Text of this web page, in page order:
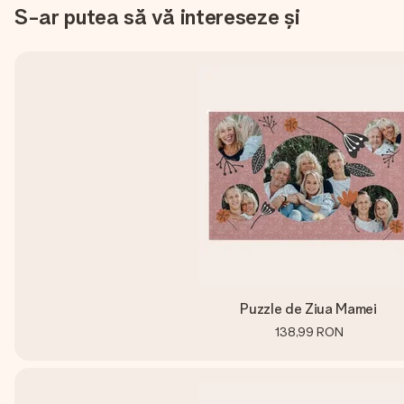
S-ar putea să vă intereseze și
Puzzle de Ziua Mamei
138,99 RON